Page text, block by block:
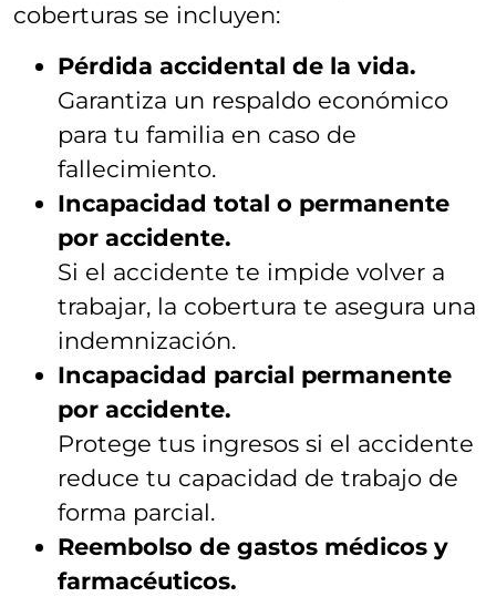
coberturas se incluyen:
Pérdida accidental de la vida.
Garantiza un respaldo económico
para tu familia en caso de
fallecimiento.
Incapacidad total o permanente
por accidente.
Si el accidente te impide volver a
trabajar, la cobertura te asegura una
indemnización.
Incapacidad parcial permanente
por accidente.
Protege tus ingresos si el accidente
reduce tu capacidad de trabajo de
forma parcial.
Reembolso de gastos médicos y
farmacéuticos.